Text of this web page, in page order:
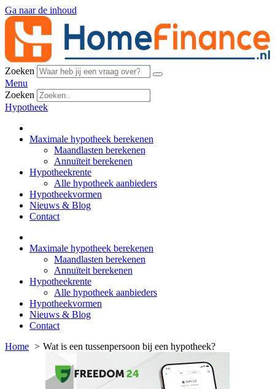
Ga naar de inhoud
Zoeken
Menu
Zoeken
Hypotheek
Maximale hypotheek berekenen
Maandlasten berekenen
Annuïteit berekenen
Hypotheekrente
Alle hypotheek aanbieders
Hypotheekvormen
Nieuws & Blog
Contact
Maximale hypotheek berekenen
Maandlasten berekenen
Annuïteit berekenen
Hypotheekrente
Alle hypotheek aanbieders
Hypotheekvormen
Nieuws & Blog
Contact
Home
Wat is een tussenpersoon bij een hypotheek?